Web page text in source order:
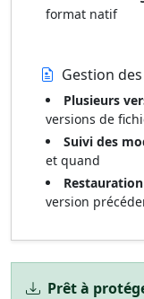
format natif
Gestion
Plusieurs
versions de
Suivi des
et quand
version
Prêt à